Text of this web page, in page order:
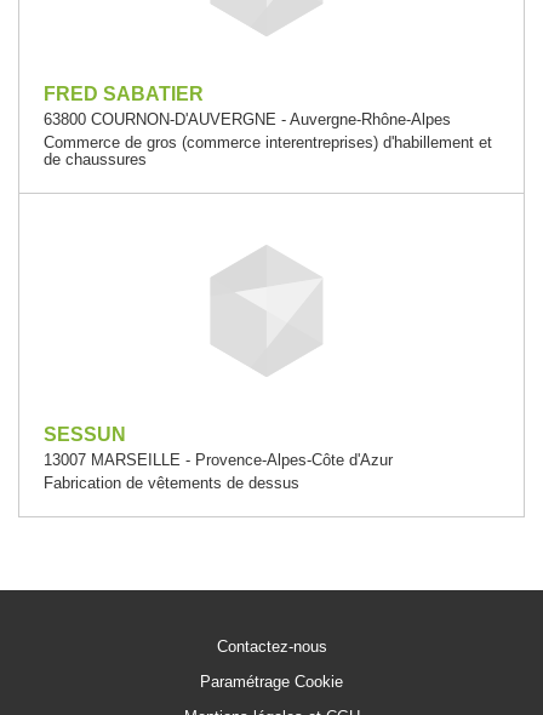
FRED SABATIER
63800 COURNON-D'AUVERGNE - Auvergne-Rhône-Alpes
Commerce de gros (commerce interentreprises) d'habillement et
de chaussures
SESSUN
13007 MARSEILLE - Provence-Alpes-Côte d'Azur
Fabrication de vêtements de dessus
Contactez-nous
Paramétrage Cookie